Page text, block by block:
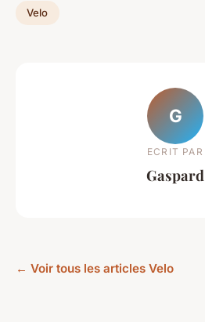
Velo
G
ECRIT PAR
Gaspard
← Voir tous les articles Velo